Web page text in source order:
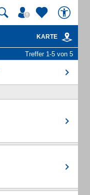
KARTE
Treffer 1-5 von 5